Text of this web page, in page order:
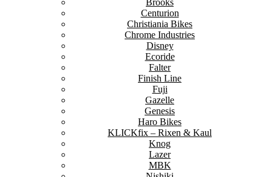
Brooks
Centurion
Christiania Bikes
Chrome Industries
Disney
Ecoride
Falter
Finish Line
Fuji
Gazelle
Genesis
Haro Bikes
KLICKfix – Rixen & Kaul
Knog
Lazer
MBK